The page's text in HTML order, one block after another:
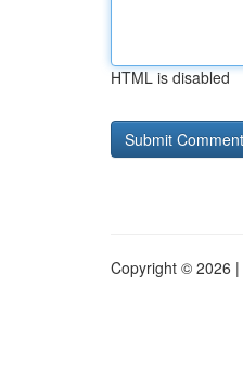
HTML is disabled
Copyright © 2026 |